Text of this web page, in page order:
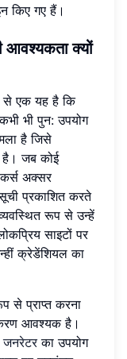
किए गए हैं।
आवश्यकता क्यों
से एक यह है कि
भी पुन: उपयोग
है जिसे
है। जब कोई
अक्सर
प्रकाशित करते
रूप से उन्हें
साइटों पर
क्रेडेंशियल का
से प्राप्त करना
आवश्यक है।
जनरेटरका उपयोग